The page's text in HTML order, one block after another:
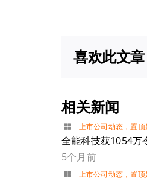
喜欢此文
相关新闻
上市公司动态 ，置顶
全能科技获1054万
5个月前
上市公司动态 ，置顶